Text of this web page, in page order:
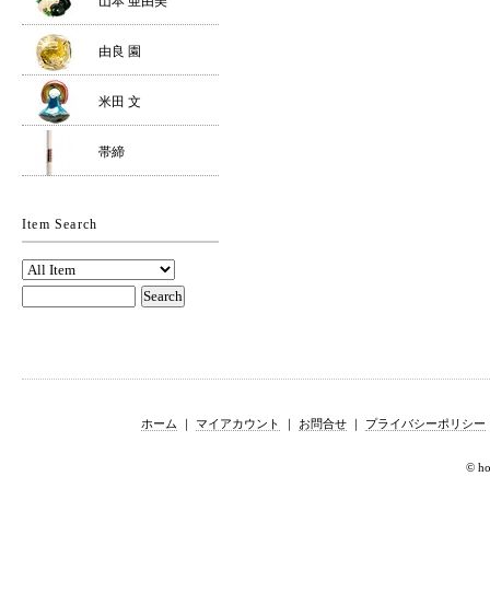
由良 園
米田 文
帯締
Item Search
ホーム ｜ マイアカウント ｜ お問合せ ｜ プライバシーポリシー
©